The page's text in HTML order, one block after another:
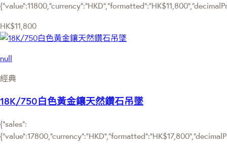
HK$11,800
null
經典
18K/750白色黃金鑲天然鑽石吊墜
{"sales":